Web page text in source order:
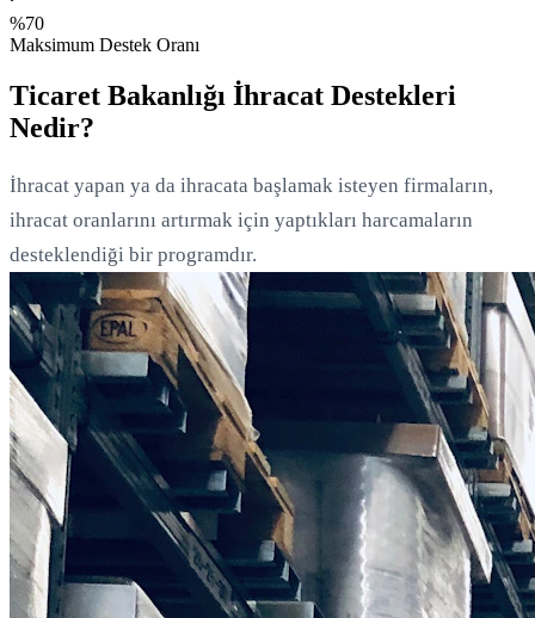
%70
Maksimum Destek Oranı
Ticaret Bakanlığı İhracat Destekleri
Nedir?
İhracat yapan ya da ihracata başlamak isteyen firmaların,
ihracat oranlarını artırmak için yaptıkları harcamaların
desteklendiği bir programdır.